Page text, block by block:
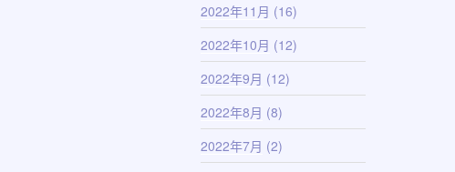
2022年11月 (16)
2022年10月 (12)
2022年9月 (12)
2022年8月 (8)
2022年7月 (2)